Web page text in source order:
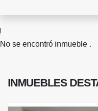
No se encontró inmueble .
INMUEBLES